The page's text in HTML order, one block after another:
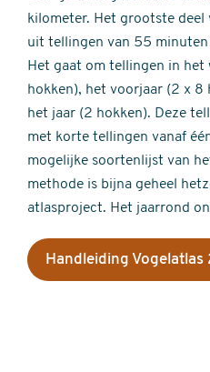
kilometer. Het grootste deel
uit tellingen van 55
Het gaat om tellingen in het
hokken), het voorjaar (2 x 8
het jaar (2 hokken). Deze
met korte tellingen vanaf
mogelijke soortenlijst van
methode is bijna geheel
atlasproject. Het jaarrond
Handleiding